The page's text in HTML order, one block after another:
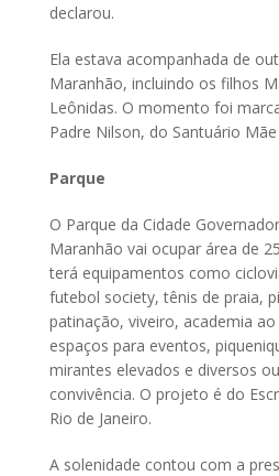
declarou.
Ela estava acompanhada de
Maranhão, incluindo os filhos
Leônidas. O momento foi
Padre Nilson, do Santuário Mãe
Parque
O Parque da Cidade
Maranhão vai ocupar área de
terá equipamentos como
futebol society, tênis de praia,
patinação, viveiro, academia
espaços para eventos,
mirantes elevados e diversos
convivência. O projeto é do
Rio de Janeiro.
A solenidade contou com a